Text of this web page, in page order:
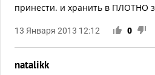
принести. и хранить в ПЛОТНО
13 Января 2013 12:12 0
natalikk